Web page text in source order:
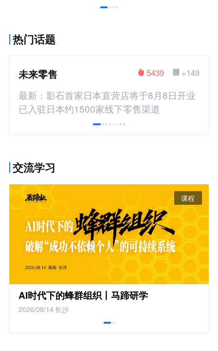
热门话题
未来零售 +149
5439
最新：影石首家日本直营店将于8月8日开业
已入驻日本约1500家线下零售渠道
交流学习
课程
AI时代下的蜂群组织丨马蹄研学
2026/08/14长沙